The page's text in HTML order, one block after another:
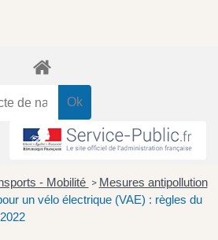
- Mobilité > Mesures antipollution
un vélo électrique (VAE) : règles du